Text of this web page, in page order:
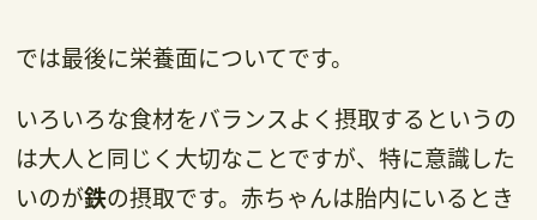
では最後に栄養面についてです。
いろいろな食材をバランスよく摂取するというの
は大人と同じく大切なことですが、特に意識した
いのが鉄の摂取です。赤ちゃんは胎内にいるとき